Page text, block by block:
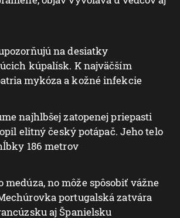
na desiatky
kúpalísk. K najväčším
mykóza a kožné infekcie
najhlbšej zatopenej priepasti
elitný český potápač. Jeho telo
186 metrov
medúza, no môže spôsobiť vážne
portugalská zatvára
aj Španielsku